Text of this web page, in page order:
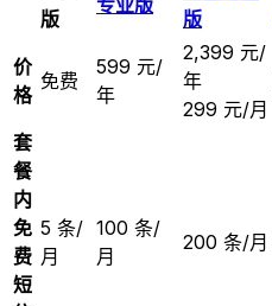
版
版
价
格
免费
599 元/
年
2,399 元/
年
299 元/月
套
餐
内
免
费
短
5 条/
月
100 条/
月
200 条/月